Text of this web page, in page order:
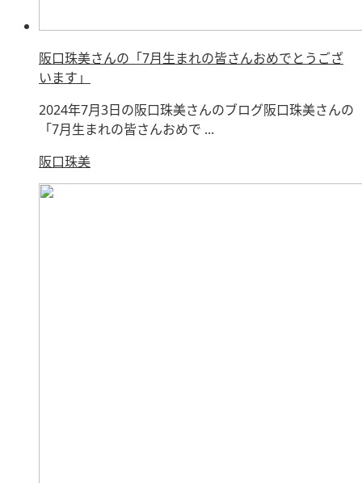
阪口珠美さんの「7月生まれの皆さんおめでとうござ
います」
2024年7月3日の阪口珠美さんのブログ阪口珠美さんの
「7月生まれの皆さんおめで ...
阪口珠美